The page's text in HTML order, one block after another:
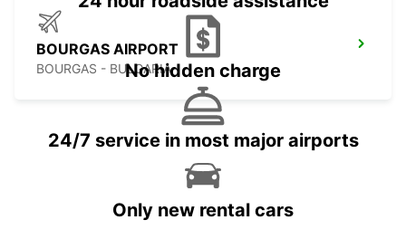
BOURGAS AIRPORT
BOURGAS - BULGARIANo hidden charge
24/7 service in most major airports
Only new rental cars